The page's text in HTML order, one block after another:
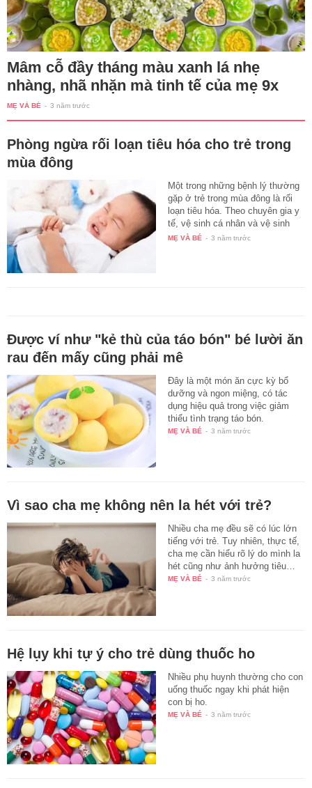
Mâm cỗ đầy tháng màu xanh lá nhẹ
nhàng, nhã nhặn mà tinh tế của mẹ 9x
MẸ VÀ BÉ - 3 năm trước
Phòng ngừa rối loạn tiêu hóa cho trẻ trong
mùa đông
Một trong những bệnh lý thường
gặp ở trẻ trong mùa đông là rối
loạn tiêu hóa. Theo chuyên gia y
tế, vệ sinh cá nhân và vệ sinh
ăn…
MẸ VÀ BÉ - 3 năm trước
Được ví như "kẻ thù của táo bón" bé lười ăn
rau đến mấy cũng phải mê
Đây là một món ăn cực kỳ bổ
dưỡng và ngon miệng, có tác
dụng hiệu quả trong việc giảm
thiểu tình trạng táo bón.
MẸ VÀ BÉ - 3 năm trước
Vì sao cha mẹ không nên la hét với trẻ?
Nhiều cha mẹ đều sẽ có lúc lớn
tiếng với trẻ. Tuy nhiên, thực tế,
cha mẹ cần hiểu rõ lý do mình la
hét cũng như ảnh hưởng tiêu…
MẸ VÀ BÉ - 3 năm trước
Hệ lụy khi tự ý cho trẻ dùng thuốc ho
Nhiều phụ huynh thường cho con
uống thuốc ngay khi phát hiện
con bị ho.
MẸ VÀ BÉ - 3 năm trước